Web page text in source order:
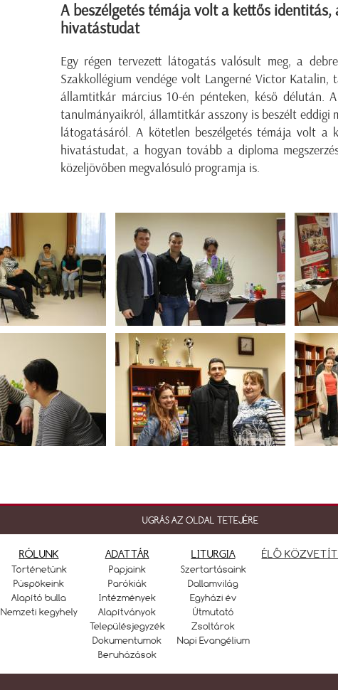
A beszélgetés témája volt a kettős identitás,
hivatástudat
Egy régen tervezett látogatás valósult meg, a
Szakkollégium vendége volt Langerné Victor
államtitkár március 10-én pénteken, késő délután.
tanulmányaikról, államtitkár asszony is beszélt eddigi
látogatásáról. A kötetlen beszélgetés témája volt a
hivatástudat, a hogyan tovább a diploma
közeljövőben megvalósuló programja is.
UGRÁS AZ OLDAL TETEJÉRE
RÓLUNK
Történetünk
Püspökeink
Alapító bulla
Nemzeti kegyhely
ADATTÁR
Papjaink
Parókiák
Intézmények
Alapítványok
Településjegyzék
Dokumentumok
Beruházások
LITURGIA
Szertartásaink
Dallamvilág
Egyházi év
Útmutató
Zsoltárok
Napi Evangélium
ÉLŐ